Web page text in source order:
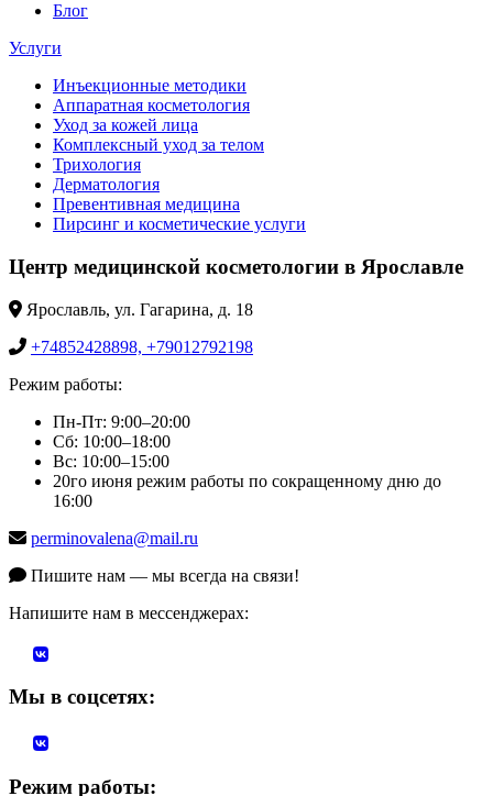
Блог
Услуги
Инъекционные методики
Аппаратная косметология
Уход за кожей лица
Комплексный уход за телом
Трихология
Дерматология
Превентивная медицина
Пирсинг и косметические услуги
Центр медицинской косметологии в Ярославле
Ярославль, ул. Гагарина, д. 18
+74852428898, +79012792198
Режим работы:
Пн-Пт: 9:00–20:00
Сб: 10:00–18:00
Вс: 10:00–15:00
20го июня режим работы по сокращенному дню до
16:00
perminovalena@mail.ru
Пишите нам — мы всегда на связи!
Напишите нам в мессенджерах:
Мы в соцсетях:
Режим работы: